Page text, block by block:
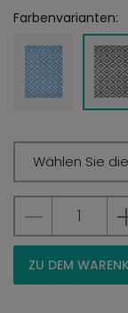
Farbenvarianten:
Wählen Sie
ZU DEM